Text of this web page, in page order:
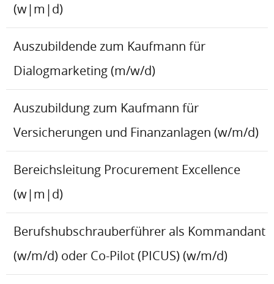
(w|m|d)
Auszubildende zum Kaufmann für
Dialogmarketing (m/w/d)
Auszubildung zum Kaufmann für
Versicherungen und Finanzanlagen (w/m/d)
Bereichsleitung Procurement Excellence
(w|m|d)
Berufshubschrauberführer als Kommandant
(w/m/d) oder Co-Pilot (PICUS) (w/m/d)